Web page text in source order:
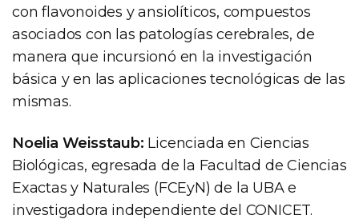
con flavonoides y ansiolíticos, compuestos
asociados con las patologías cerebrales, de
manera que incursionó en la investigación
básica y en las aplicaciones tecnológicas de las
mismas.
Noelia Weisstaub: Licenciada en Ciencias
Biológicas, egresada de la Facultad de Ciencias
Exactas y Naturales (FCEyN) de la UBA e
investigadora independiente del CONICET.